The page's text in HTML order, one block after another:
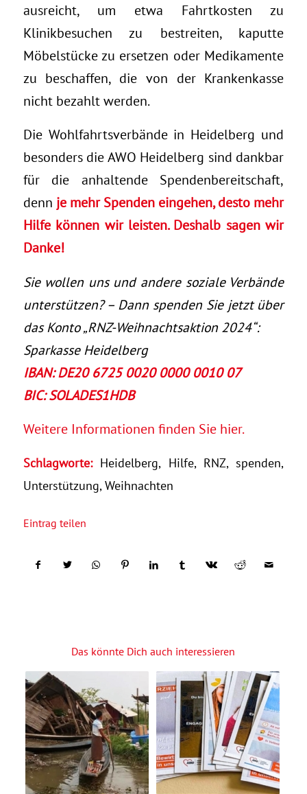
ausreicht, um etwa Fahrtkosten zu
Klinikbesuchen zu bestreiten, kaputte
Möbelstücke zu ersetzen oder Medikamente
zu beschaffen, die von der Krankenkasse
nicht bezahlt werden.
Die Wohlfahrtsverbände in Heidelberg und
besonders die AWO Heidelberg sind dankbar
für die anhaltende Spendenbereitschaft,
denn je mehr Spenden eingehen, desto mehr
Hilfe können wir leisten. Deshalb sagen wir
Danke!
Sie wollen uns und andere soziale Verbände
unterstützen? – Dann spenden Sie jetzt über
das Konto „RNZ-Weihnachtsaktion 2024“:
Sparkasse Heidelberg
IBAN: DE20 6725 0020 0000 0010 07
BIC: SOLADES1HDB
Weitere Informationen finden Sie hier.
Schlagworte: Heidelberg, Hilfe, RNZ,spenden,
Unterstützung,Weihnachten
Eintrag teilen
Das könnte Dich auch interessieren